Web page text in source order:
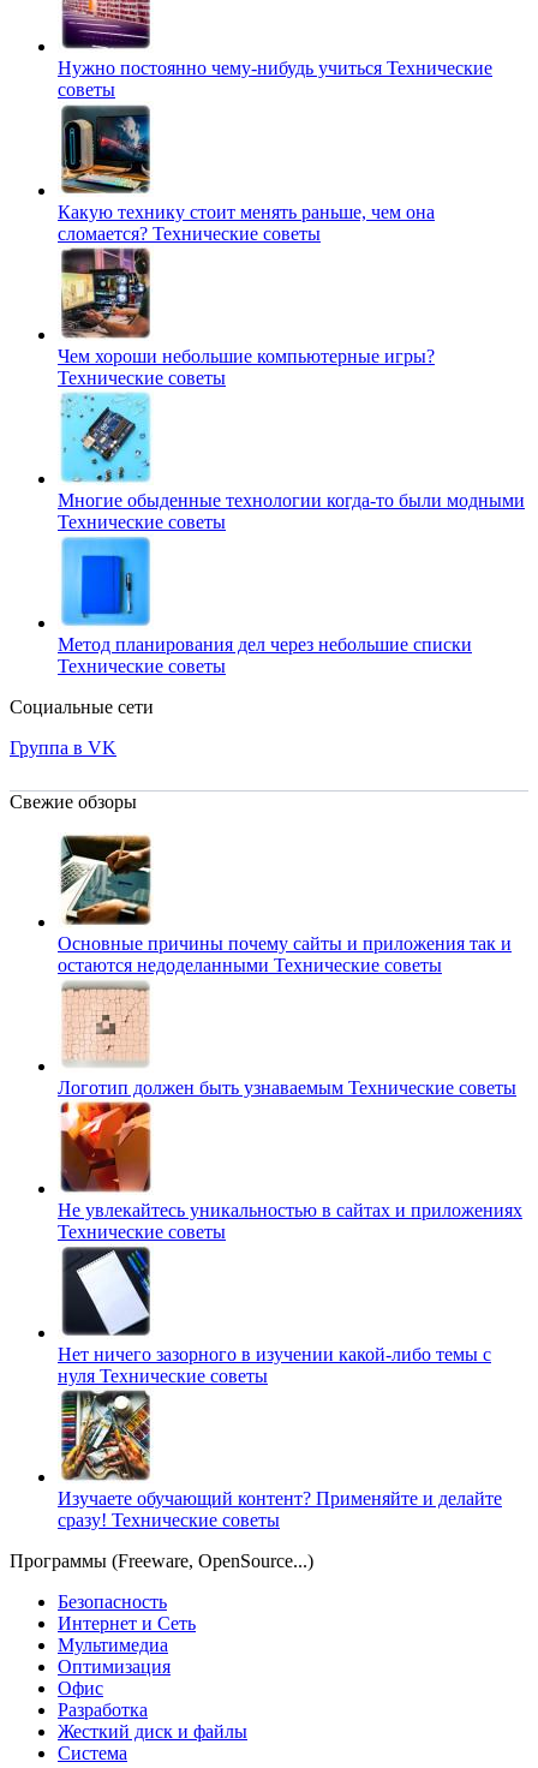
Нужно постоянно чему-нибудь учиться Технические
советы
Какую технику стоит менять раньше, чем она
сломается? Технические советы
Чем хороши небольшие компьютерные игры?
Технические советы
Многие обыденные технологии когда-то были модными
Технические советы
Метод планирования дел через небольшие списки
Технические советы
Социальные сети
Группа в VK
Свежие обзоры
Основные причины почему сайты и приложения так и
остаются недоделанными Технические советы
Логотип должен быть узнаваемым Технические советы
Не увлекайтесь уникальностью в сайтах и приложениях
Технические советы
Нет ничего зазорного в изучении какой-либо темы с
нуля Технические советы
Изучаете обучающий контент? Применяйте и делайте
сразу! Технические советы
Программы (Freeware, OpenSource...)
Безопасность
Интернет и Сеть
Мультимедиа
Оптимизация
Офис
Разработка
Жесткий диск и файлы
Система